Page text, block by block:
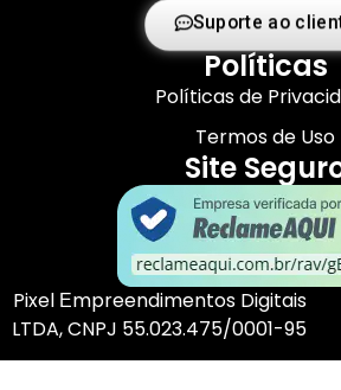
Suporte ao
Políticas
Políticas de
Termos de Uso
Site
Pixel Еmpreendimentos Digitais
LTDA, CNPJ 55.023.475/0001-95